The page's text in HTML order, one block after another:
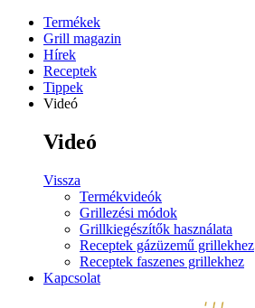
Termékek
Grill magazin
Hírek
Receptek
Tippek
Videó
Videó
Vissza
Termékvideók
Grillezési módok
Grillkiegészítők használata
Receptek gázüzemű grillekhez
Receptek faszenes grillekhez
Kapcsolat